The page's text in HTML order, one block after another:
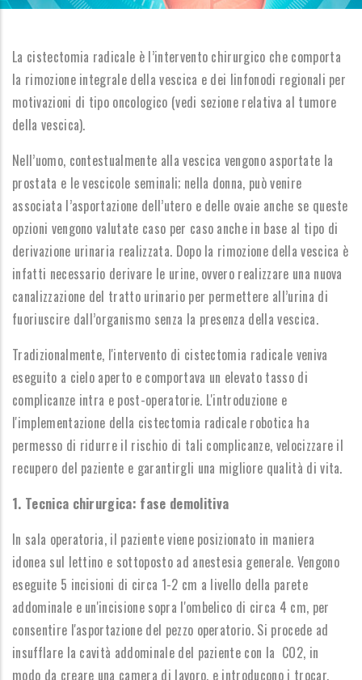
La cistectomia radicale è l’intervento chirurgico che comporta
la rimozione integrale della vescica e dei linfonodi regionali per
motivazioni di tipo oncologico (vedi sezione relativa al tumore
della vescica).
Nell’uomo, contestualmente alla vescica vengono asportate la
prostata e le vescicole seminali; nella donna, può venire
associata l’asportazione dell’utero e delle ovaie anche se queste
opzioni vengono valutate caso per caso anche in base al tipo di
derivazione urinaria realizzata. Dopo la rimozione della vescica è
infatti necessario derivare le urine, ovvero realizzare una nuova
canalizzazione del tratto urinario per permettere all’urina di
fuoriuscire dall’organismo senza la presenza della vescica.
Tradizionalmente, l'intervento di cistectomia radicale veniva
eseguito a cielo aperto e comportava un elevato tasso di
complicanze intra e post-operatorie. L'introduzione e
l'implementazione della cistectomia radicale robotica ha
permesso di ridurre il rischio di tali complicanze, velocizzare il
recupero del paziente e garantirgli una migliore qualità di vita.
1. Tecnica chirurgica: fase demolitiva
In sala operatoria, il paziente viene posizionato in maniera
idonea sul lettino e sottoposto ad anestesia generale. Vengono
eseguite 5 incisioni di circa 1-2 cm a livello della parete
addominale e un'incisione sopra l'ombelico di circa 4 cm, per
consentire l'asportazione del pezzo operatorio. Si procede ad
insufflare la cavità addominale del paziente con la CO2, in
modo da creare una camera di lavoro, e introducono i trocar,